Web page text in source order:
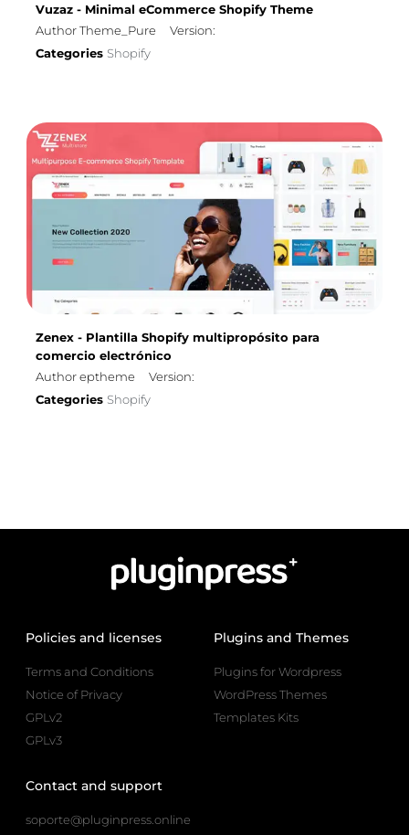
Vuzaz - Minimal eCommerce Shopify Theme
Author Theme_Pure
Version:
Categories Shopify
Zenex - Plantilla Shopify multipropósito para
comercio electrónico
Author eptheme
Version:
Categories Shopify
Policies and licenses
Terms and Conditions
Notice of Privacy
GPLv2
GPLv3
Plugins and Themes
Plugins for Wordpress
WordPress Themes
Templates Kits
Contact and support
soporte@pluginpress.online